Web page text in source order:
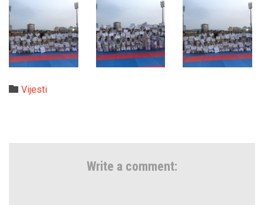
 Category
Vijesti
Write a comment: